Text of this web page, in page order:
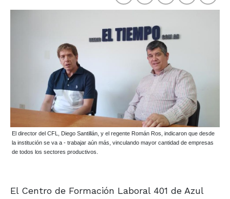
El director del CFL, Diego Santillán, y el regente Román Ros, indicaron que desde
la institución se va a - trabajar aún más, vinculando mayor cantidad de empresas
de todos los sectores productivos.
El Centro de Formación Laboral 401 de Azul